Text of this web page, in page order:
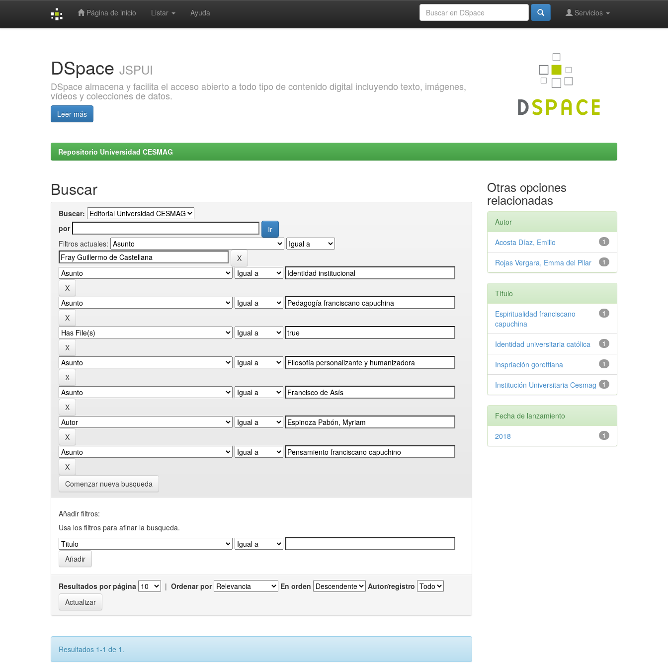
Página de inicio Listar Ayuda Servicios
DSpace JSPUI
DSpace almacena y facilita el acceso abierto a todo tipo de contenido digital incluyendo texto, imágenes,
vídeos y colecciones de datos.
Leer más
Repositorio Universidad CESMAG
Buscar
Buscar:
por
Filtros actuales:
Comenzar nueva busqueda
Añadir filtros:
Usa los filtros para afinar la busqueda.
Resultados por página | Ordenar por En orden Autor/registro
Resultados 1-1 de 1.
Otras opciones
relacionadas
Autor
1
Acosta Díaz, Emilio
1
Rojas Vergara, Emma del Pilar
Título
1
Espiritualidad franciscano
capuchina
1
Identidad universitaria católica
1
Inspriación gorettiana
1
Institución Universitaria Cesmag
Fecha de lanzamiento
1
2018